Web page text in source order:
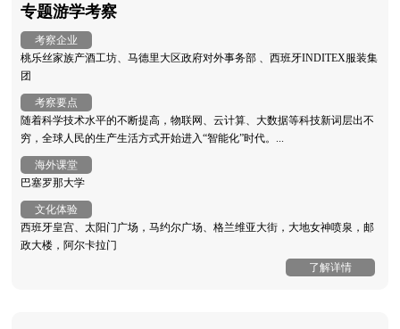
专题游学考察
考察企业
桃乐丝家族产酒工坊、马德里大区政府对外事务部 、西班牙INDITEX服装集
团
考察要点
随着科学技术水平的不断提高，物联网、云计算、大数据等科技新词层出不
穷，全球人民的生产生活方式开始进入“智能化”时代。...
海外课堂
巴塞罗那大学
文化体验
西班牙皇宫、太阳门广场，马约尔广场、格兰维亚大街，大地女神喷泉，邮
政大楼，阿尔卡拉门
了解详情